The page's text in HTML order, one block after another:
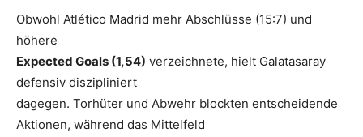
Obwohl Atlético Madrid mehr Abschlüsse (15:7) und
höhere
Expected Goals (1,54) verzeichnete, hielt Galatasaray
defensiv diszipliniert
dagegen. Torhüter und Abwehr blockten entscheidende
Aktionen, während das Mittelfeld